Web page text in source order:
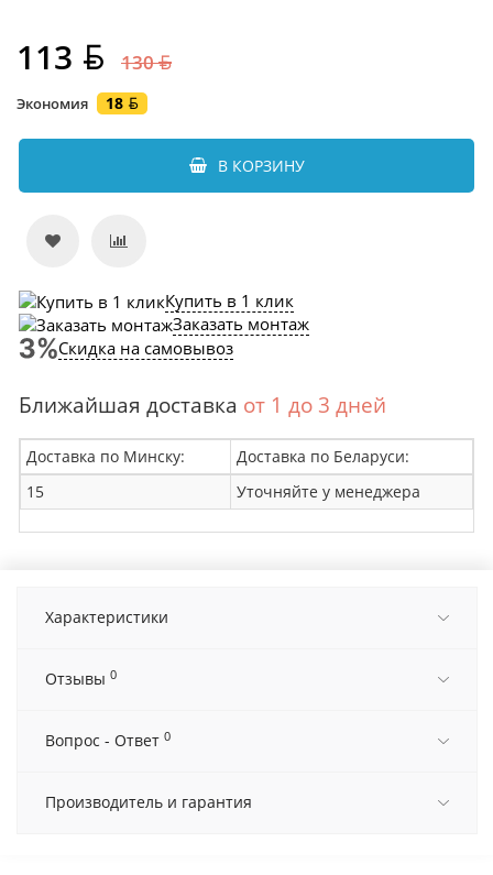
113 130
Экономия 18
В КОРЗИНУ
Купить в 1 клик
Заказать монтаж
Скидка на самовывоз
Ближайшая доставка от 1 до 3 дней
Доставка по Минску:
Доставка по Беларуси:
15
Уточняйте у менеджера
Характеристики
Отзывы 0
Вопрос - Ответ 0
Производитель и гарантия